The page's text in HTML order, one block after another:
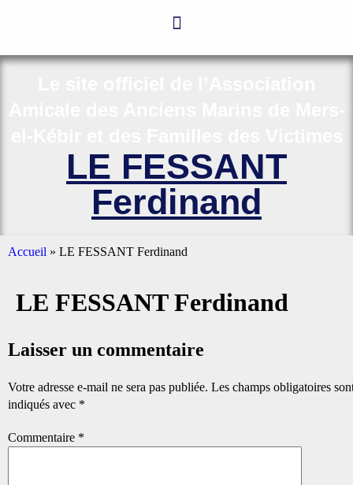
LE FESSANT
Ferdinand
Accueil » LE FESSANT Ferdinand
LE FESSANT Ferdinand
Laisser un commentaire
Votre adresse e-mail ne sera pas publiée. Les champs obligatoires
indiqués avec *
Commentaire *